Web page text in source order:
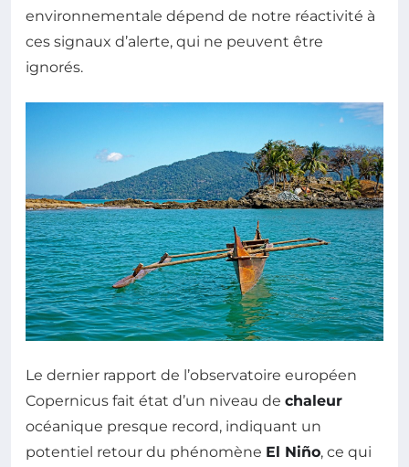
environnementale dépend de notre réactivité à
ces signaux d’alerte, qui ne peuvent être
ignorés.
Le dernier rapport de l’observatoire européen
Copernicus fait état d’un niveau de chaleur
océanique presque record, indiquant un
potentiel retour du phénomène El Niño, ce qui